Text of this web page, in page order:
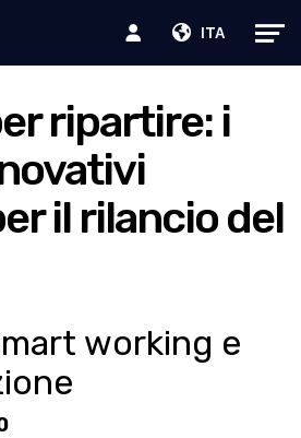
ITA
ripartire: i
il rilancio del
working e